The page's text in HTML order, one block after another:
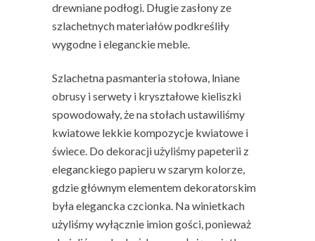
drewniane podłogi. Długie zasłony ze
szlachetnych materiałów podkreśliły
wygodne i eleganckie meble.
Szlachetna pasmanteria stołowa, lniane
obrusy i serwety i kryształowe kieliszki
spowodowały, że na stołach ustawiliśmy
kwiatowe lekkie kompozycje kwiatowe i
świece. Do dekoracji użyliśmy papeterii z
eleganckiego papieru w szarym kolorze,
gdzie głównym elementem dekoratorskim
była elegancka czcionka. Na winietkach
użyliśmy wyłącznie imion gości, ponieważ